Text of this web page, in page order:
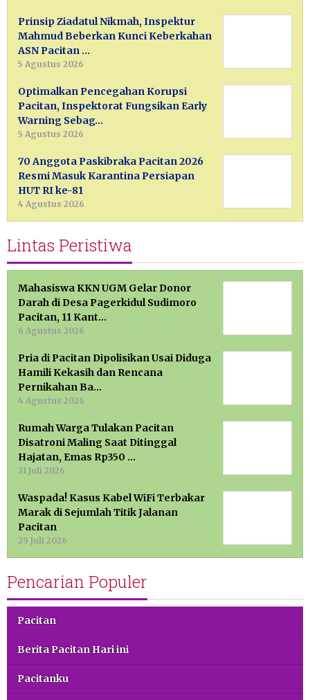
Prinsip Ziadatul Nikmah, Inspektur
Mahmud Beberkan Kunci Keberkahan
ASN Pacitan …
5 Agustus 2026
Optimalkan Pencegahan Korupsi
Pacitan, Inspektorat Fungsikan Early
Warning Sebag…
5 Agustus 2026
70 Anggota Paskibraka Pacitan 2026
Resmi Masuk Karantina Persiapan
HUT RI ke-81
4 Agustus 2026
Lintas Peristiwa
Mahasiswa KKN UGM Gelar Donor
Darah di Desa Pagerkidul Sudimoro
Pacitan, 11 Kant…
6 Agustus 2026
Pria di Pacitan Dipolisikan Usai Diduga
Hamili Kekasih dan Rencana
Pernikahan Ba…
4 Agustus 2026
Rumah Warga Tulakan Pacitan
Disatroni Maling Saat Ditinggal
Hajatan, Emas Rp350 …
31 Juli 2026
Waspada! Kasus Kabel WiFi Terbakar
Marak di Sejumlah Titik Jalanan
Pacitan
29 Juli 2026
Pencarian Populer
Pacitan
Berita Pacitan Hari ini
Pacitanku